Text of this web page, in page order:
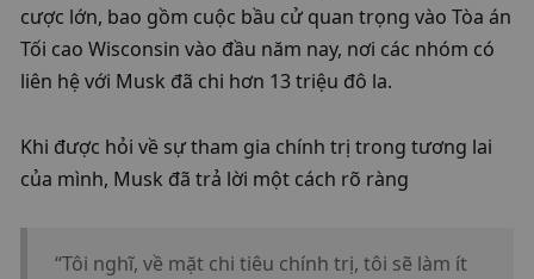
cược lớn, bao gồm cuộc bầu cử quan trọng vào Tòa án
Tối cao Wisconsin vào đầu năm nay, nơi các nhóm có
liên hệ với Musk đã chi hơn 13 triệu đô la.
Khi được hỏi về sự tham gia chính trị trong tương lai
của mình, Musk đã trả lời một cách rõ ràng
“Tôi nghĩ, về mặt chi tiêu chính trị, tôi sẽ làm ít